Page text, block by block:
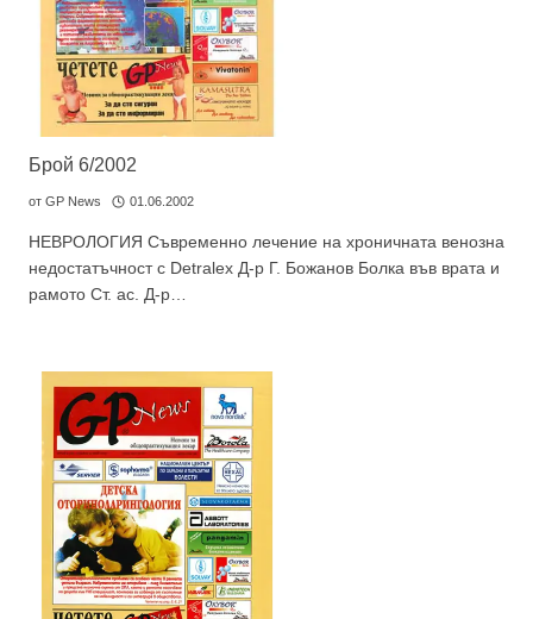
Брой 6/2002
от GP News 01.06.2002
НЕВРОЛОГИЯ Съвремeнно лечение на хроничната венозна
не­достатъчност с Detralex Д-р Г. Божанов Болка във врата и
рамото Ст. ас. Д-р…